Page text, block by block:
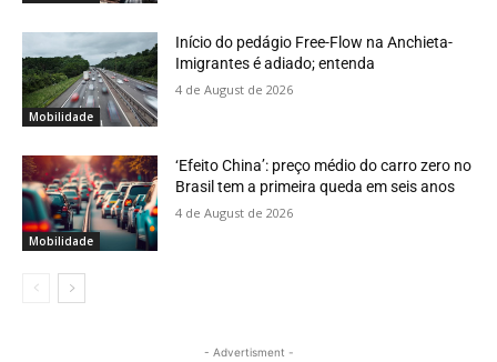
Mobilidade
Início do pedágio Free-Flow na Anchieta-
Imigrantes é adiado; entenda
4 de August de 2026
Mobilidade
‘Efeito China’: preço médio do carro zero no
Brasil tem a primeira queda em seis anos
4 de August de 2026
- Advertisment -